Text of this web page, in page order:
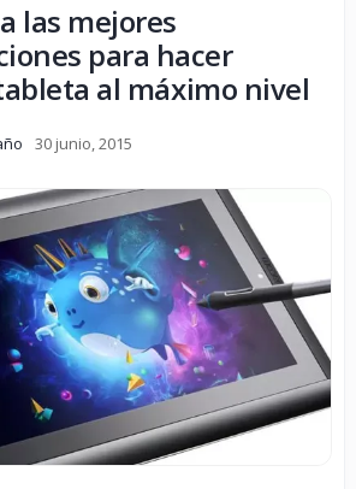
las mejores
para hacer
al máximo nivel
30 junio, 2015